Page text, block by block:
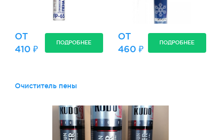
ОТ
410 ₽
ПОДРОБНЕЕ
ОТ
460 ₽
ПОДРОБНЕЕ
Очиститель пены